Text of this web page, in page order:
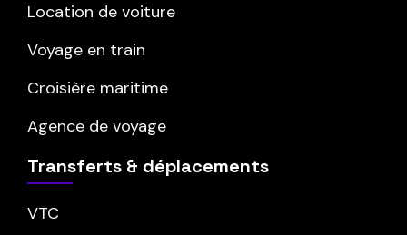
Location de voiture
Voyage en train
Croisière maritime
Agence de voyage
Transferts & déplacements
VTC